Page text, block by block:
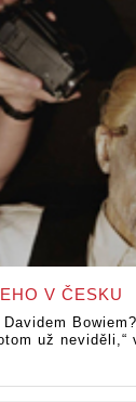
V ČESKU
už neviděli,“